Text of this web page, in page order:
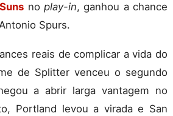
no play-in, ganhou a chance
Spurs.
reais de complicar a vida do
de Splitter venceu o segundo
a abrir larga vantagem no
Portland levou a virada e San